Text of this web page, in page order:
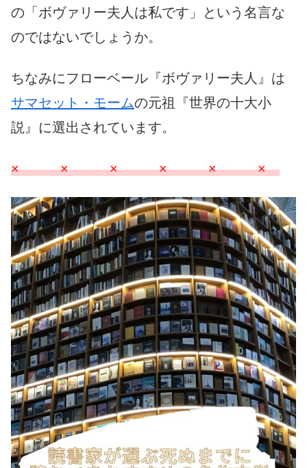
の「ボヴァリー夫人は私です」という名言な
のではないでしょうか。
ちなみにフローベール『ボヴァリー夫人』は
サマセット・モームの元祖『世界の十大小
説』に選出されています。
× × × × × ×